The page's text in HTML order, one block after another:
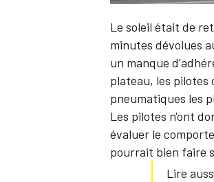
Le soleil était de
minutes dévolues
un manque
plateau, les pilotes
pneumatiques les
Les pilotes n'ont
évaluer le
pourrait bien faire
Lire